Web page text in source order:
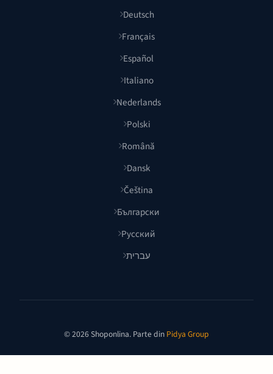
Deutsch
Français
Español
Italiano
Nederlands
Polski
Română
Dansk
Čeština
Български
Русский
עברית
© 2026 Shoponlina. Parte din Pidya Group